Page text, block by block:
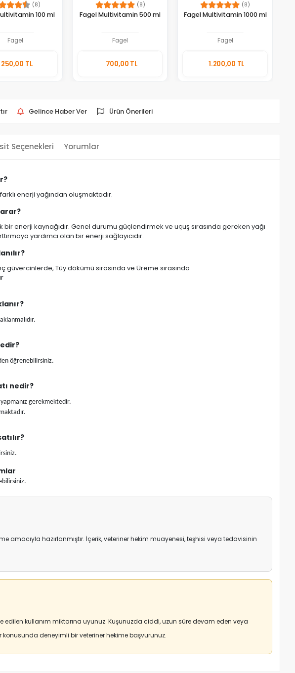
(8)
100 ml
Fagel
250,00 TL
(8)
Fagel Multivitamin 500 ml
Fagel
700,00 TL
(8)
Fagel Multivitamin 1000 ml
Fagel
1.200,00 TLEkle
Gelince Haber Ver Ürün Önerileri
Seçenekleri Yorumlar
enerji yağından oluşmaktadır.
enerji kaynağıdır. Genel durumu güçlendirmek ve uçuş sırasında gereken yağı
yardımcı olan bir enerji sağlayıcıdır.
güvercinlerde, Tüy dökümü sırasında ve Üreme sırasında
öğrenebilirsiniz.
nedir?
gerekmektedir.
hazırlanmıştır. İçerik, veteriner hekim muayenesi, teşhisi veya tedavisinin
kullanım miktarına uyunuz. Kuşunuzda ciddi, uzun süre devam eden veya
deneyimli bir veteriner hekime başvurunuz.